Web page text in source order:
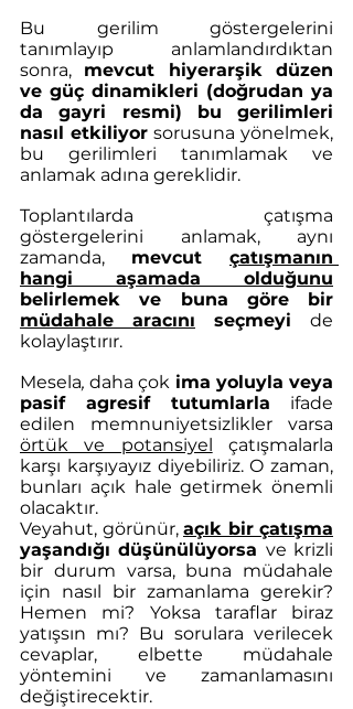
Bu gerilim göstergelerini
tanımlayıp anlamlandırdıktan
sonra, mevcut hiyerarşik düzen
ve güç dinamikleri (doğrudan ya
da gayri resmi) bu gerilimleri
nasıl etkiliyor sorusuna yönelmek,
bu gerilimleri tanımlamak ve
anlamak adına gereklidir.
Toplantılarda çatışma
göstergelerini anlamak, aynı
zamanda, mevcut çatışmanın
hangi aşamada olduğunu
müdahale aracını seçmeyi de
kolaylaştırır.
Mesela, daha çok ima yoluyla veya
pasif agresif tutumlarla ifade
örtük ve potansiyel
çatışmalarla
karşı karşıyayız diyebiliriz. O zaman,
bunları açık hale getirmek önemli
olacaktır.
Veyahut, görünür, açık bir çatışma
yaşandığı düşünülüyorsa ve krizli
bir durum varsa, buna müdahale
için nasıl bir zamanlama gerekir?
Hemen mi? Yoksa taraflar biraz
yatışsın mı? Bu sorulara verilecek
cevaplar, elbette müdahale
yöntemini ve zamanlamasını
değiştirecektir.